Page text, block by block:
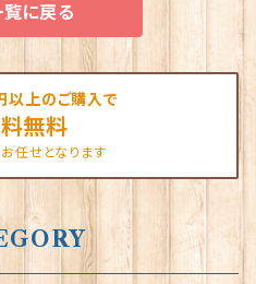
に戻る
上のご購入で
無料
任せとなります